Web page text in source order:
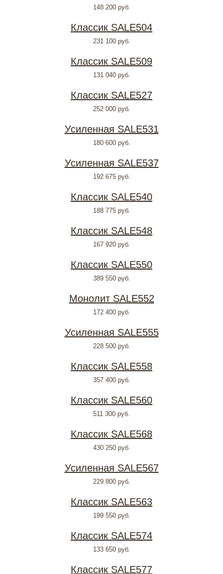
148 200руб.
Классик SALE504
231 100руб.
Классик SALE509
131 040руб.
Классик SALE527
252 000руб.
Усиленная SALE531
180 600руб.
Усиленная SALE537
192 675руб.
Классик SALE540
188 775руб.
Классик SALE548
167 920руб.
Классик SALE550
389 550руб.
Монолит SALE552
172 400руб.
Усиленная SALE555
228 500руб.
Классик SALE558
357 400руб.
Классик SALE560
511 300 руб.
Классик SALE568
430 250руб.
Усиленная SALE567
229 800руб.
Классик SALE563
199 550руб.
Классик SALE574
133 650руб.
Классик SALE577